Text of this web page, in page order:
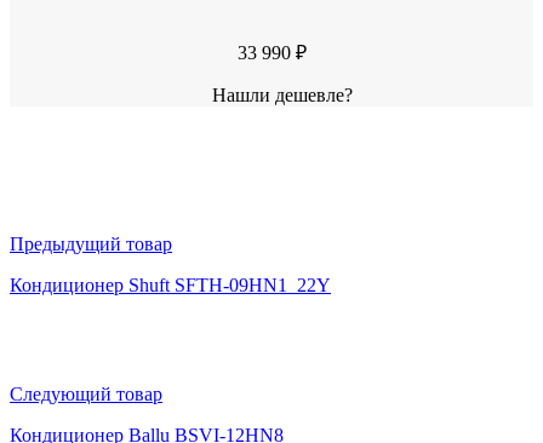
33 990 ₽
Нашли дешевле?
Предыдущий товар
Кондиционер Shuft SFTH-09HN1_22Y
Следующий товар
Кондиционер Ballu BSVI-12HN8